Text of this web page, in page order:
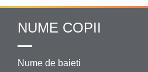
NUME COPII
Nume de baieti